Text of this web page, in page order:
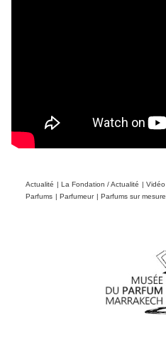
Actualité | La Fondation / Actualité | Vidéo
Parfums | Parfumeur | Parfums sur mesure